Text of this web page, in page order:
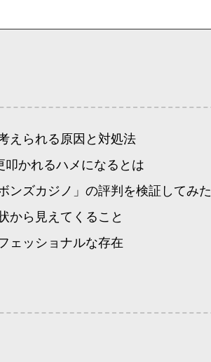
えられる原因と対処法
かれるハメになるとは
ンズカジノ」の評判を検証してみた
から見えてくること
ェッショナルな存在